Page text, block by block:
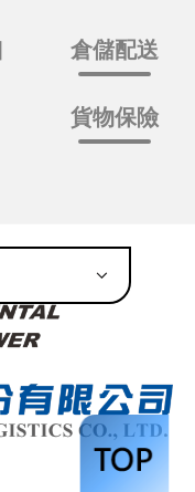
倉儲配送
貨物保險